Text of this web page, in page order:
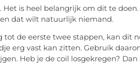
Het is heel belangrijk om dit te
dat wilt natuurlijk niemand.
tot de eerste twee stappen, kan dit
erg vast kan zitten. Gebruik
Heb je de coil losgekregen?